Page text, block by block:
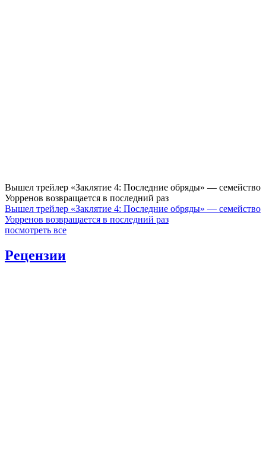
Вышел трейлер «Заклятие 4: Последние обряды» — семейство
Уорренов возвращается в последний раз
Вышел трейлер «Заклятие 4: Последние обряды» — семейство
Уорренов возвращается в последний раз
посмотреть все
Рецензии